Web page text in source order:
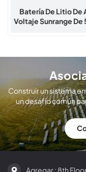
Batería De Litio De
Voltaje Sunrange De
Construir un sistema
un desafío común
global de
Agregar : 8th